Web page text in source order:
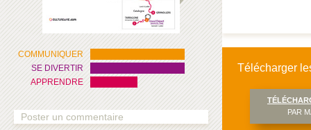
COMMUNIQUER
SE DIVERTIR
APPRENDRE
Poster un commentaire
Télécharger
PAR